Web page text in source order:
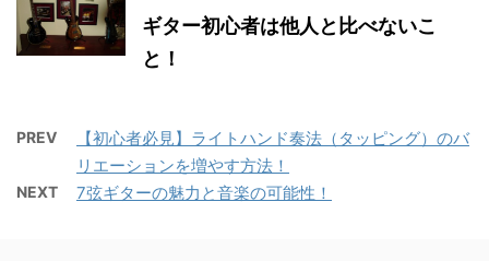
ギター初心者は他人と比べないこ
と！
PREV
【初心者必見】ライトハンド奏法（タッピング）のバ
リエーションを増やす方法！
NEXT 7弦ギターの魅力と音楽の可能性！